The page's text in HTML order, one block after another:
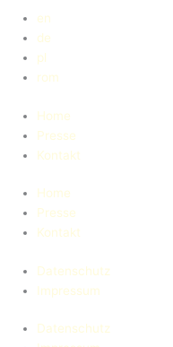
en
de
pl
rom
Home
Presse
Kontakt
Home
Presse
Kontakt
Datenschutz
Impressum
Datenschutz